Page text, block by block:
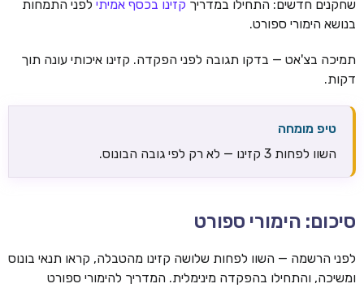
שחקנים חדשים: התחילו במדריך קזינו בכסף אמיתי לפני התמחות
בנושא הימורי ספורט.
תמיכה בצ'אט — בדקו תגובה לפני הפקדה. קזינו איכותי עונה תוך
דקות.
טיפ מומחה
השוו לפחות 3 קזינו — לא רק לפי גובה הבונוס.
סיכום: הימורי ספורט
לפני הרשמה — השוו לפחות שלושה קזינו מהטבלה, קראו תנאי בונוס
ומשיכה, והתחילו בהפקדה מינימלית. המדריך להימורי ספורט